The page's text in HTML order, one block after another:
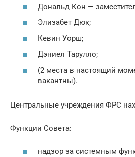
Дональд Кон —
Элизабет Дюк;
Кевин Уорш;
Дэниел Тарулло;
(2 места в настоящий
вакантны).
Центральные учреждения ФРС
Функции Совета:
надзор за системным